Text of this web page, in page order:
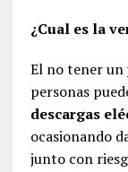
¿Cual es la
El no tener un
personas
descargas
ocasionando
junto con